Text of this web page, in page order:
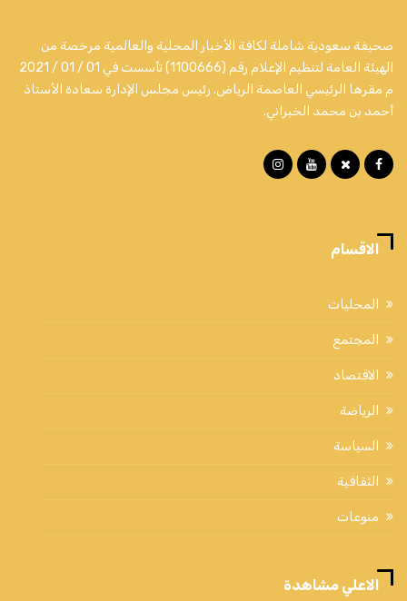
صحيفة سعودية شاملة لكافة الأخبار المحلية والعالمية مرخصة من
الهيئة العامة لتنظيم الإعلام رقم (1100666) تأسست في 01 / 01 / 2021
م مقرها الرئيسي العاصمة الرياض. رئيس مجلس الإدارة سعادة الأستاذ
أحمد بن محمد الخبراني.
الاقسام
المحليات
المجتمع
الاقتصاد
الرياضة
السياسة
الثقافية
منوعات
الاعلي مشاهدة